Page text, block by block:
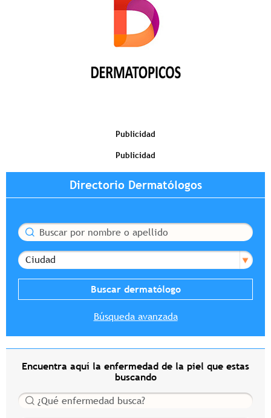
Publicidad
Publicidad
Directorio Dermatólogos
Buscar
Ciudad
Búsqueda avanzada
Encuentra aquí la enfermedad de la piel que estas
buscando
Buscar